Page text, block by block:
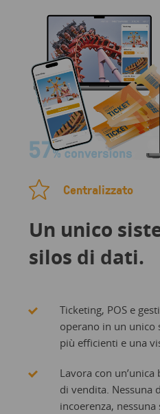
Centralizzato
Un unico
silos di dati.
Ticketing, POS e
operano in un unico
più efficienti e una
Lavora con
di vendita. Nessuna
incoerenza, nessuna